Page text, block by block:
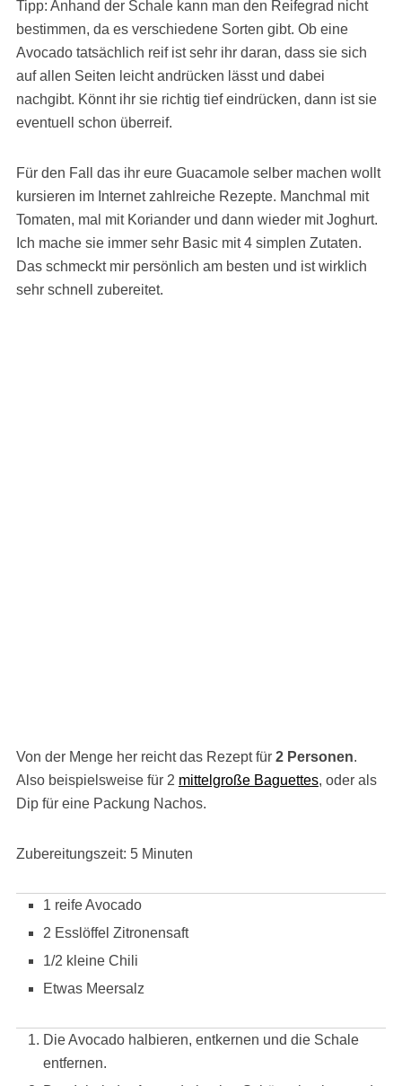
Tipp: Anhand der Schale kann man den Reifegrad nicht
bestimmen, da es verschiedene Sorten gibt. Ob eine
Avocado tatsächlich reif ist sehr ihr daran, dass sie sich
auf allen Seiten leicht andrücken lässt und dabei
nachgibt. Könnt ihr sie richtig tief eindrücken, dann ist sie
eventuell schon überreif.
Für den Fall das ihr eure Guacamole selber machen wollt
kursieren im Internet zahlreiche Rezepte. Manchmal mit
Tomaten, mal mit Koriander und dann wieder mit Joghurt.
Ich mache sie immer sehr Basic mit 4 simplen Zutaten.
Das schmeckt mir persönlich am besten und ist wirklich
sehr schnell zubereitet.
Von der Menge her reicht das Rezept für 2 Personen.
Also beispielsweise für 2 mittelgroße Baguettes, oder als
Dip für eine Packung Nachos.
Zubereitungszeit: 5 Minuten
1 reife Avocado
2 Esslöffel Zitronensaft
1/2 kleine Chili
Etwas Meersalz
Die Avocado halbieren, entkernen und die Schale
entfernen.